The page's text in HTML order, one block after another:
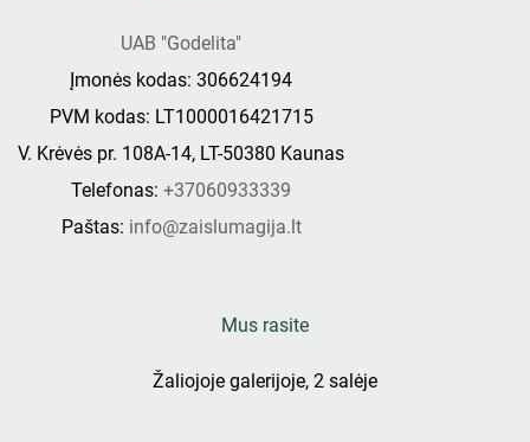
UAB "Godelita"
Įmonės kodas: 306624194
PVM kodas: LT1000016421715
V. Krėvės pr. 108A-14, LT-50380 Kaunas
Telefonas: +37060933339
Paštas: info@zaislumagija.lt
Mus rasite
Žaliojoje galerijoje, 2 salėje